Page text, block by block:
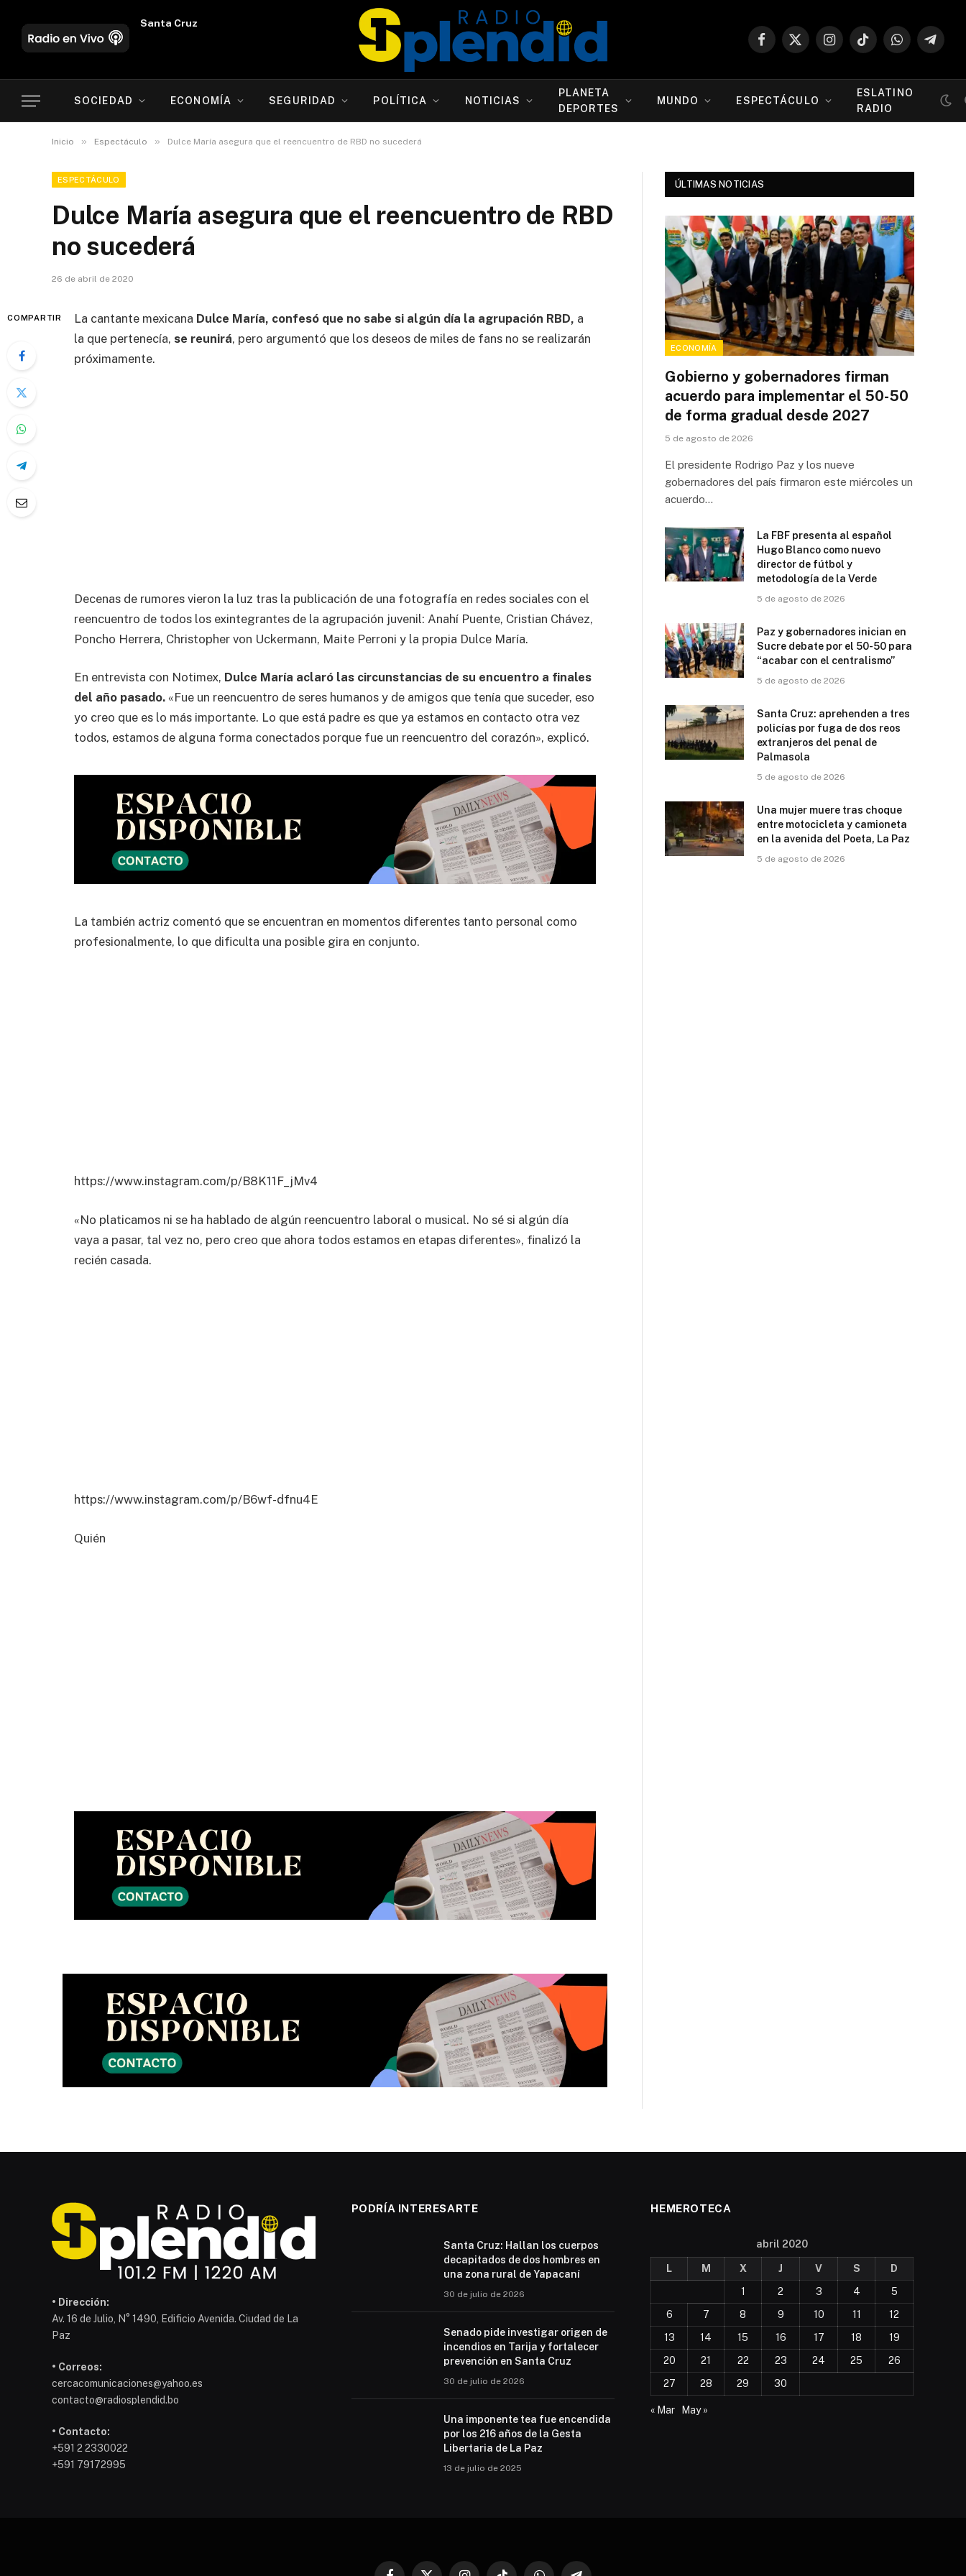
Oruro
Facebook
X
InstagramTikTokWhatsApp
SOCIEDAD ECONOMÍA SEGURIDAD POLÍTICA NOTICIAS
PLANETA
DEPORTES
MUNDO ESPECTÁCULO
ESLATINO
RADIO
Inicio » Espectáculo » Dulce María asegura que el reencuentro de RBD no sucederá
ESPECTÁCULO
Dulce María asegura que el reencuentro de RBD
no sucederá
26 de abril de 2020
COMPARTIR La cantante mexicana Dulce María, confesó que no sabe si algún día la agrupación RBD, a
la que pertenecía, se reunirá, pero argumentó que los deseos de miles de fans no se realizarán
próximamente.
Decenas de rumores vieron la luz tras la publicación de una fotografía en redes sociales con el
reencuentro de todos los exintegrantes de la agrupación juvenil: Anahí Puente, Cristian Chávez,
Poncho Herrera, Christopher von Uckermann, Maite Perroni y la propia Dulce María.
En entrevista con Notimex, Dulce María aclaró las circunstancias de su encuentro a finales
del año pasado. «Fue un reencuentro de seres humanos y de amigos que tenía que suceder, eso
yo creo que es lo más importante. Lo que está padre es que ya estamos en contacto otra vez
todos, estamos de alguna forma conectados porque fue un reencuentro del corazón», explicó.
La también actriz comentó que se encuentran en momentos diferentes tanto personal como
profesionalmente, lo que dificulta una posible gira en conjunto.
https://www.instagram.com/p/B8K11F_jMv4
«No platicamos ni se ha hablado de algún reencuentro laboral o musical. No sé si algún día
vaya a pasar, tal vez no, pero creo que ahora todos estamos en etapas diferentes», finalizó la
recién casada.
https://www.instagram.com/p/B6wf-dfnu4E
Quién
ÚLTIMAS NOTICIAS
ECONOMÍA
Gobierno y gobernadores firman
acuerdo para implementar el 50-50
de forma gradual desde 2027
5 de agosto de 2026
El presidente Rodrigo Paz y los nueve
gobernadores del país firmaron este miércoles un
acuerdo…
La FBF presenta al español
Hugo Blanco como nuevo
director de fútbol y
metodología de la Verde
5 de agosto de 2026
Paz y gobernadores inician en
Sucre debate por el 50-50 para
“acabar con el centralismo”
5 de agosto de 2026
Santa Cruz: aprehenden a tres
policías por fuga de dos reos
extranjeros del penal de
Palmasola
5 de agosto de 2026
Una mujer muere tras choque
entre motocicleta y camioneta
en la avenida del Poeta, La Paz
5 de agosto de 2026
• Dirección:
Av. 16 de Julio, N° 1490, Edificio Avenida. Ciudad de La
Paz
• Correos:
cercacomunicaciones@yahoo.es
contacto@radiosplendid.bo
• Contacto:
+591 2 2330022
+591 79172995
PODRÍA INTERESARTE
Santa Cruz: Hallan los cuerpos
decapitados de dos hombres en
una zona rural de Yapacaní
30 de julio de 2026
Senado pide investigar origen de
incendios en Tarija y fortalecer
prevención en Santa Cruz
30 de julio de 2026
Una imponente tea fue encendida
por los 216 años de la Gesta
Libertaria de La Paz
13 de julio de 2025
HEMEROTECA
abril 2020
L M X J V S
D
1
2 3 4
5
6
7 8 9 10 11
12
13
14 15 16 17 18
19
20
21 22 23 24 25
26
27
28 29 30
« Mar May »